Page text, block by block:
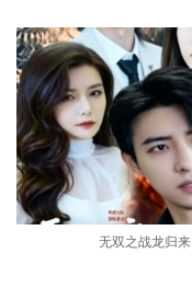
无双之战龙归来